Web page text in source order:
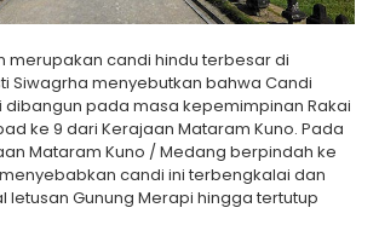
merupakan candi hindu terbesar di
Siwagrha menyebutkan bahwa Candi
dibangun pada masa kepemimpinan Rakai
ke 9 dari Kerajaan Mataram Kuno. Pada
Mataram Kuno / Medang berpindah ke
candi ini terbengkalai dan
letusan Gunung Merapi hingga tertutup